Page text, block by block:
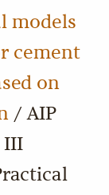
models
cement
on
/ AIP
III